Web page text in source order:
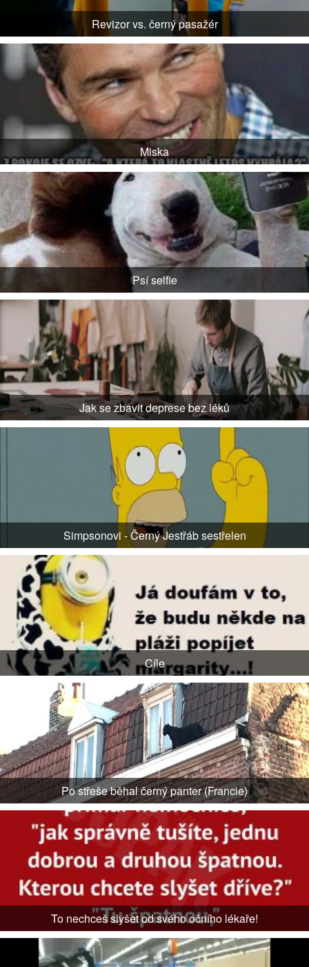
Revizor vs. černý pasažér
Miska
Psí selfie
Jak se zbavit deprese bez léků
Simpsonovi - Černý Jestřáb sestřelen
Cíle
Po střeše běhal černý panter (Francie)
To nechceš slyšet od svého očního lékaře!